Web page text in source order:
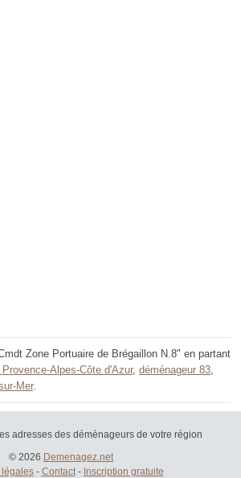
Zone Portuaire de Brégaillon N.8" en partant
Alpes-Côte d'Azur, déménageur 83
Mer.
adresses des déménageurs de votre région
© 2026 Demenagez.net
légales- Contact- Inscription gratuite